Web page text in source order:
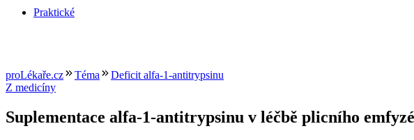
Praktické
proLékaře.cz Téma
Deficit alfa-1-antitrypsinu
Z medicíny
Suplementace alfa-1-antitrypsinu v léčbě plicního